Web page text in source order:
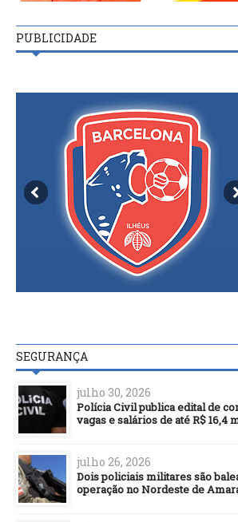
PUBLICIDADE
SEGURANÇA
julho 30, 2026
Polícia Civil publica edital de
vagas e salários de até R$ 16,4
julho 26, 2026
Dois policiais militares são
operação no Nordeste de